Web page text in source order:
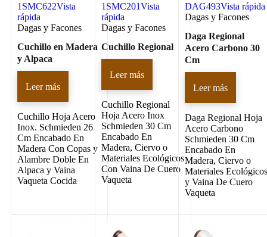
1SMC622Vista
rápida
Dagas y Facones
Cuchillo en Madera
y Alpaca
Leer más
Cuchillo Hoja Acero
Inox. Schmieden 26
Cm Encabado En
Madera Con Copas y
Alambre Doble En
Alpaca y Vaina
Vaqueta Cocida
1SMC201Vista
rápida
Dagas y Facones
Cuchillo Regional
Leer más
Cuchillo Regional
Hoja Acero Inox
Schmieden 30 Cm
Encabado En
Madera, Ciervo o
Materiales Ecológicos
Con Vaina De Cuero
Vaqueta
DAG493Vista rápida
Dagas y Facones
Daga Regional
Acero Carbono 30
Cm
Leer más
Daga Regional Hoja
Acero Carbono
Schmieden 30 Cm
Encabado En
Madera, Ciervo o
Materiales
y Vaina De Cuero
Vaqueta